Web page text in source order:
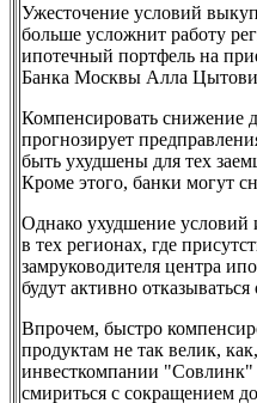
Ужесточение условий
больше усложнит работу
ипотечный портфель на
Банка Москвы Алла
Компенсировать снижение
прогнозирует
быть ухудшены для тех
Кроме этого, банки могут
Однако ухудшение условий
в тех регионах, где
замруководителя центра
будут активно
Впрочем, быстро
продуктам не так велик,
инвесткомпании "Совлинк"
смириться с сокращением